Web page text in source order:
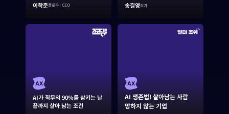
이학준플로우 · CEO 송길영작가
AX
AI가 직무의 90%를 삼키는 날
끝까지 살아 남는 조건
AX
AI 생존법! 살아남는 사람
망하지 않는 기업